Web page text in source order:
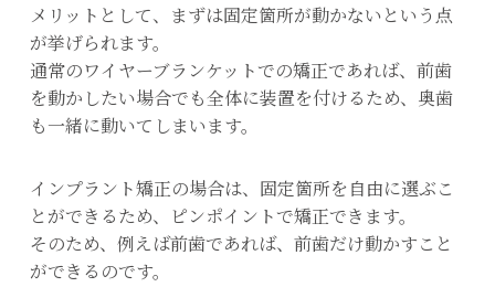
メリットとして、まずは固定箇所が動かないという点
が挙げられます。
通常のワイヤーブランケットでの矯正であれば、前歯
を動かしたい場合でも全体に装置を付けるため、奥歯
も一緒に動いてしまいます。
インプラント矯正の場合は、固定箇所を自由に選ぶこ
とができるため、ピンポイントで矯正できます。
そのため、例えば前歯であれば、前歯だけ動かすこと
ができるのです。